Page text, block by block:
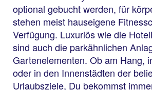
optional gebucht werden, für
stehen meist hauseigene
Verfügung. Luxuriös wie die
sind auch die parkähnlichen
Gartenelementen. Ob am Hang,
oder in den Innenstädten der
Urlaubsziele, Du bekommst